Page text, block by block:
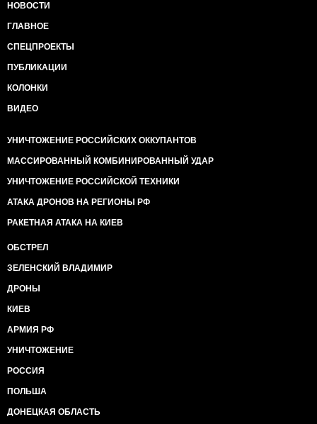
НОВОСТИ
ГЛАВНОЕ
СПЕЦПРОЕКТЫ
ПУБЛИКАЦИИ
КОЛОНКИ
ВИДЕО
УНИЧТОЖЕНИЕ РОССИЙСКИХ ОККУПАНТОВ
МАССИРОВАННЫЙ КОМБИНИРОВАННЫЙ УДАР
УНИЧТОЖЕНИЕ РОССИЙСКОЙ ТЕХНИКИ
АТАКА ДРОНОВ НА РЕГИОНЫ РФ
РАКЕТНАЯ АТАКА НА КИЕВ
ОБСТРЕЛ
ЗЕЛЕНСКИЙ ВЛАДИМИР
ДРОНЫ
КИЕВ
АРМИЯ РФ
УНИЧТОЖЕНИЕ
РОССИЯ
ПОЛЬША
ДОНЕЦКАЯ ОБЛАСТЬ